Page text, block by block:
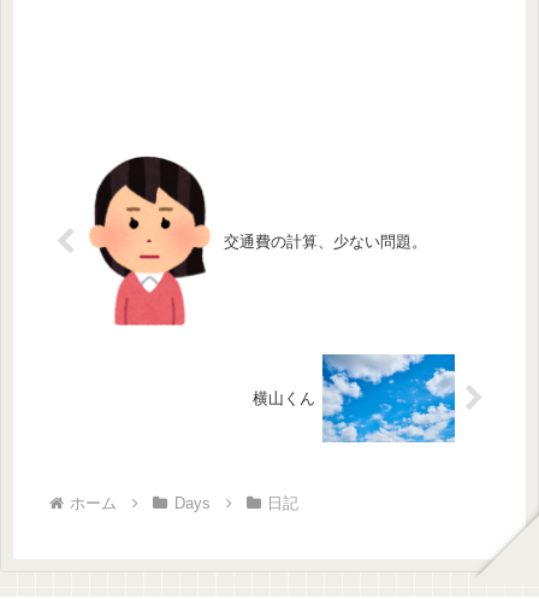
交通費の計算、少ない問題。
横山くん
ホーム Days 日記